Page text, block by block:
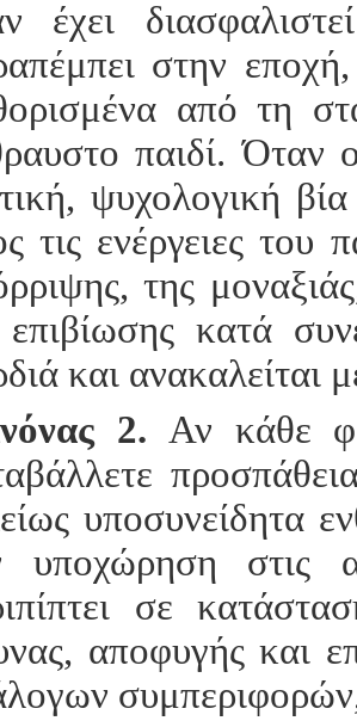
έχει
στην
από τη
παιδί. Όταν
ψυχολογική βία
τις ενέργειες του
της
κατά
και ανακαλείται
2. Αν κάθε
υποσυνείδητα
υποχώρηση στις
σε
αποφυγής και